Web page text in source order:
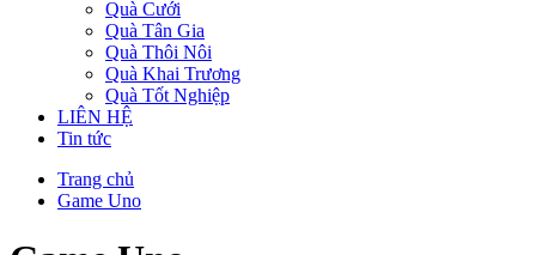
Quà Cưới
Quà Tân Gia
Quà Thôi Nôi
Quà Khai Trương
Quà Tốt Nghiệp
LIÊN HỆ
Tin tức
Trang chủ
Game Uno